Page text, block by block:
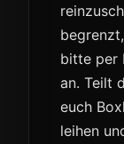
bitte per
an. Teilt
euch
leihen